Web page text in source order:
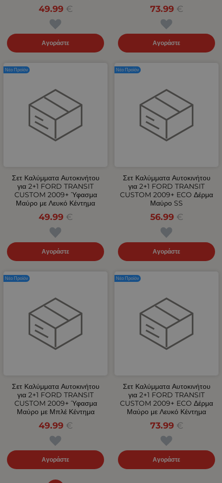
49.99 €
Αγοράστε
73.99 €
Αγοράστε
Σετ Καλύμματα Αυτοκινήτου
για 2+1 FORD TRANSIT
CUSTOM 2009+ Ύφασμα
Μαύρο με Λευκό Κέντημα
49.99 €
Αγοράστε
Νέο Προϊόν
Σετ Καλύμματα Αυτοκινήτου
για 2+1 FORD TRANSIT
CUSTOM 2009+ ECO Δέρμα
Μαύρο SS
56.99 €
Αγοράστε
Νέο Προϊόν
Σετ Καλύμματα Αυτοκινήτου
για 2+1 FORD TRANSIT
CUSTOM 2009+ Ύφασμα
Μαύρο με Μπλέ Κέντημα
49.99 €
Αγοράστε
Νέο Προϊόν
Σετ Καλύμματα Αυτοκινήτου
για 2+1 FORD TRANSIT
CUSTOM 2009+ ECO Δέρμα
Μαύρο με Λευκό Κέντημα
73.99 €
Αγοράστε
Νέο Προϊόν